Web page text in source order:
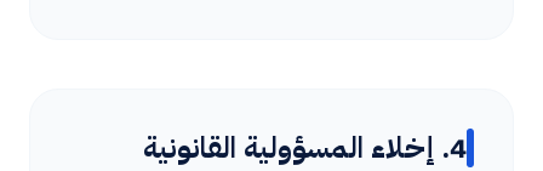
4. إخلاء المسؤولية القانونية